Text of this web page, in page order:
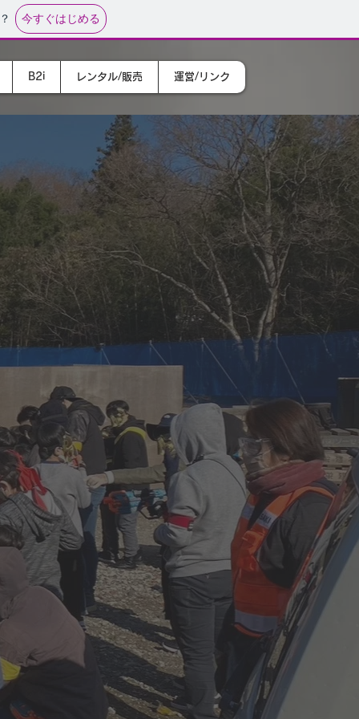
今すぐはじめる
B2i レンタル/販売 運営/リンク